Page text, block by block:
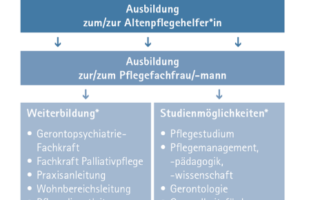
Ausbildungen
Unser Bildungszentrum
Wohlfahrtswerk.de
0711 61926-821 /-822
Kontakt
Kontakt
Presse